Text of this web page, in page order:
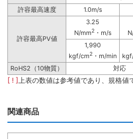
許容最高速度
1.0m/s
許容最高PV値
3.25
N/mm2・m/s
1,990
kgf/cm2 ・m/min
RoHS2（10物質）
対応
[ ! ] 上表の数値は参考値であり、規格値
関連商品